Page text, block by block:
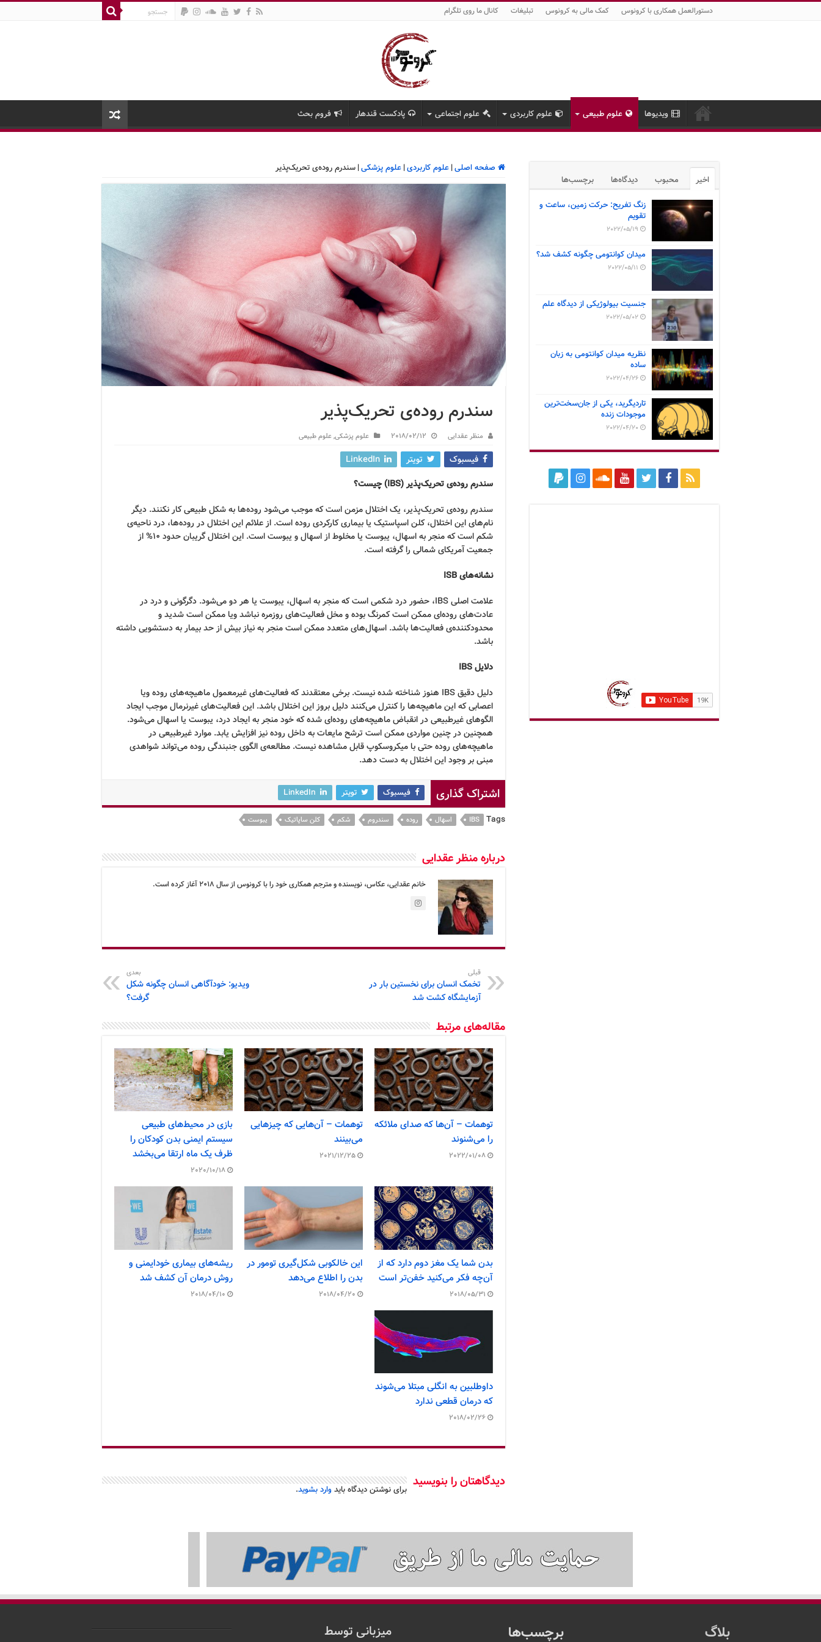
دستورالعمل همکاری با کرونوس کمک مالی به کرونوس تبلیغات کانال ما روی تلگرام
ویدیوها علوم طبیعی علوم کاربردی علوم اجتماعی پادکست قندهار فروم بحث
صفحه اصلی| علوم کاربردی| علوم پزشکی| سندرم روده‌ی تحریک‌پذیر
سندرم روده‌ی تحریک‌پذیر
منظر عقدایی 2018/02/12 علوم پزشکی,علوم طبیعی
فیسبوک تویتر
LinkedIn
سندرم روده‌ی تحریک‌پذیر(IBS)
چیست؟
سندرم روده‌ی تحریک‌پذیر، یک اختلال مزمن است که موجب می‌شود روده‌ها به شکل طبیعی کار نکنند. دیگر
نام‌های این اختلال، کلن اسپاستیک یا بیماری کارکردی روده است. از علائم این اختلال در روده‌ها، درد ناحیه‌ی
شکم است که منجر به اسهال، یبوست یا مخلوط از اسهال و یبوست است. این اختلال گریبان حدود 10% از
جمعیت آمریکای شمالی را گرفته است.
نشانه‌هایISB
علامت اصلیIBS، حضور درد شکمی است که منجر به اسهال، یبوست یا هر دو می‌شود. دگرگونی و درد در
عادت‌های روده‌ای ممکن است کمرنگ بوده و مخل فعالیت‌های روزمره نباشد ویا ممکن است شدید و
محدودکننده‌ی فعالیت‌ها باشد. اسهال‌های متعدد ممکن است منجر به نیاز بیش از حد بیمار به دستشویی داشته
باشد.
دلایلIBS
دلیل دقیقIBS هنوز شناخته شده نیست. برخی معتقدند که فعالیت‌های غیرمعمول ماهیچه‌های روده ویا
اعصابی که این ماهیچه‌ها را کنترل می‌کنند دلیل بروز این اختلال باشد. این فعالیت‌های غیرنرمال موجب ایجاد
الگوهای غیرطبیعی در انقباض ماهیچه‌های روده‌ای شده که خود منجر به ایجاد درد، یبوست یا اسهال می‌شود.
همچنین در چنین مواردی ممکن است ترشح مایعات به داخل روده نیز افزایش یابد. موارد غیرطبیعی در
ماهیچه‌های روده حتی با میکروسکوپ قابل مشاهده نیست. مطالعه‌ی الگوی جنبندگی روده می‌تواند شواهدی
مبنی بر وجود این اختلال به دست دهد.
اشتراک گذاری فیسبوک تویتر LinkedIn
Tags
IBS اسهال روده سندروم شکم کلن ساپاتیک یبوست
درباره منظر عقدایی
خانم عقدایی، عکاس، نویسنده و مترجم همکاری خود را با کرونوس از سال ۲۰۱۸ آغاز کرده است.
قبلی
تخمک انسان برای نخستین بار در
آزمایشگاه کشت شد
بعدی
ویدیو: خودآگاهی انسان چگونه شکل
گرفت؟
مقاله‌های مرتبط
توهمات – آن‌ها که صدای ملائکه
را می‌شنوند
2022/01/08
توهمات – آن‌هایی که چیزهایی
می‌بینند
2021/12/25
بازی در محیط‌های طبیعی
سیستم ایمنی بدن کودکان را
ظرف یک ماه ارتقا می‌بخشد
2020/10/18
بدن شما یک مغز دوم دارد که از
آن‌چه فکر می‌کنید خفن‌تر است
2018/05/31
این خالکوبی شکل‌گیری تومور در
بدن را اطلاع می‌دهد
2018/04/20
ریشه‌های بیماری خودایمنی و
روش درمان آن کشف شد
2018/04/10
داوطلبین به انگلی مبتلا می‌شوند
که درمان قطعی ندارد
2018/02/26
دیدگاهتان را بنویسید برای نوشتن دیدگاه باید وارد بشوید.
اخیر محبوب دیدگاه‌ها برچسب‌ها
زنگ تفریح: حرکت زمین، ساعت و
تقویم
2022/05/19
میدان کوانتومی چگونه کشف شد؟
2022/05/11
جنسیت بیولوژیکی از دیدگاه علم
2022/05/02
نظریه میدان کوانتومی به زبان
ساده
2022/04/26
تاردیگرید، یکی از جان‌سخت‌ترین
موجودات زنده
2022/04/20
بلاگ برچسب‌ها میزبانی توسط